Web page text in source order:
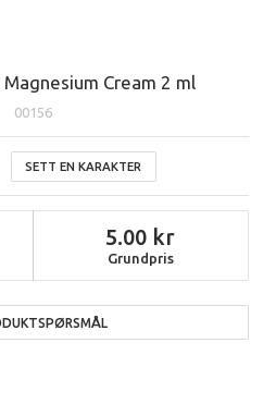
Cream 2 ml
00156
SETT EN KARAKTER
Grundpris
5.00